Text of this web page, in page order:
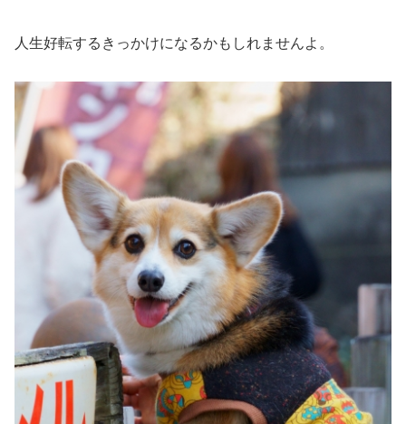
人生好転するきっかけになるかもしれませんよ。